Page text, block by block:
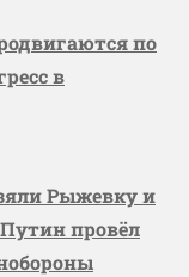
по
в
Рыжевку и
провёл